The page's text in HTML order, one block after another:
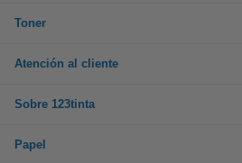
Toner
Atención al cliente
Sobre 123tinta
Papel